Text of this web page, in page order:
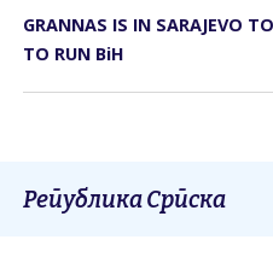
GRANNAS IS IN SARAJEVO
TO RUN BiH
Република Српска